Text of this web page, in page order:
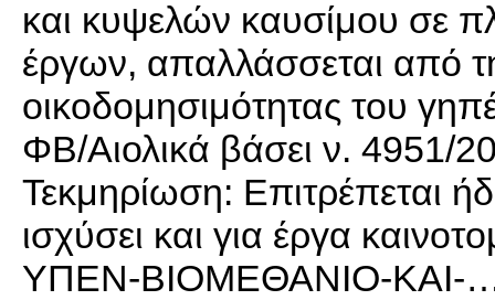
και κυψελών καυσίμου σε
έργων, απαλλάσσεται από
οικοδομησιμότητας του
ΦΒ/Αιολικά βάσει ν. 4951/
Τεκμηρίωση: Επιτρέπεται
ισχύσει και για έργα
ΥΠΕΝ-ΒΙΟΜΕΘΑΝΙΟ-ΚΑΙ-